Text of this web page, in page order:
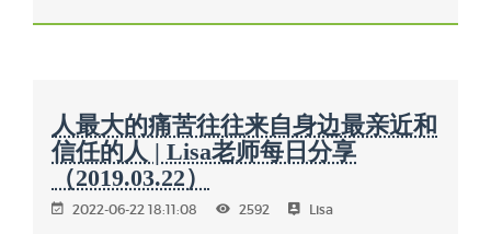
人最大的痛苦往往来自身边最亲近和
信任的人 | Lisa老师每日分享
（2019.03.22）
2022-06-22 18:11:08 2592 Lisa